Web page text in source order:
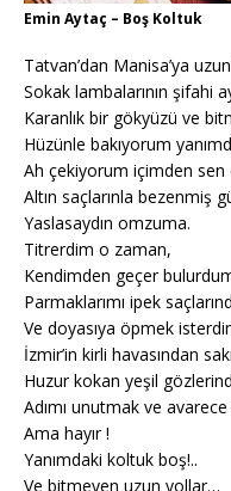
Emin Aytaç – Boş Koltuk
Tatvan’dan Manisa’ya
Sokak lambalarının şifahi
Karanlık bir gökyüzü ve
Hüzünle bakıyorum
Ah çekiyorum içimden sen
Altın saçlarınla bezenmiş
Yaslasaydın omzuma.
Titrerdim o zaman,
Kendimden geçer
Parmaklarımı ipek
Ve doyasıya öpmek
İzmir’in kirli havasından
Huzur kokan yeşil
Adımı unutmak ve
Ama hayır !
Yanımdaki koltuk boş!..
Ve bitmeyen uzun yollar…